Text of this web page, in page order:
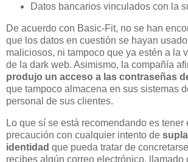
Datos bancarios vinculados con la
De acuerdo con Basic-Fit, no se han
que los datos en cuestión se hayan
maliciosos, ni tampoco que ya estén a la
de la dark web. Asimismo, la compañía
produjo un acceso a las contraseñas
que tampoco almacena en sus sistemas
personal de sus clientes.
Lo que sí se está recomendando es tener
precaución con cualquier intento de
identidad que pueda tratar de
recibes algún correo electrónico, llamado